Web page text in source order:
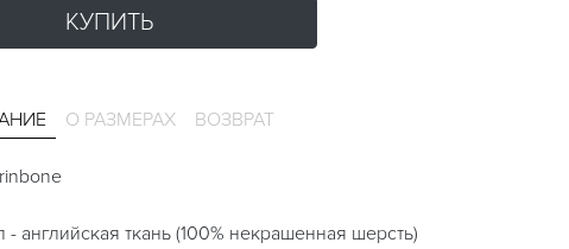
КУПИТЬ
О РАЗМЕРАХ ВОЗВРАТ
английская ткань (100% некрашенная шерсть)